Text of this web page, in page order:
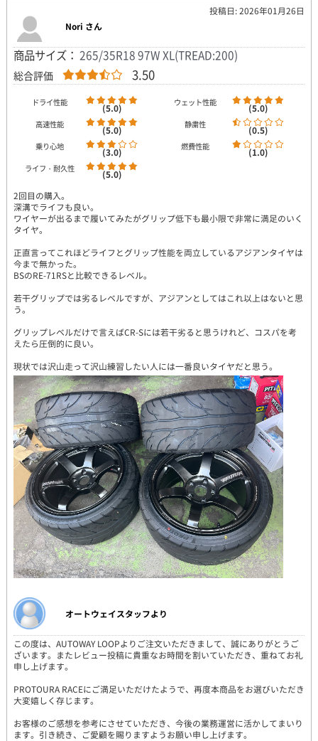
投稿日: 2026年01月26日
Nori さん
商品サイズ： 265/35R18 97W XL(TREAD:200)
総合評価 3.50
ドライ性能 (5.0) ウェット性能 (5.0)
高速性能 (5.0) 静粛性 (0.5)
乗り心地 (3.0) 燃費性能 (1.0)
ライフ・耐久性
(5.0)
2回目の購入。
深溝でライフも良い。
ワイヤーが出るまで履いてみたがグリップ低下も最小限で非常に満足のいく
タイヤ。
正直言ってこれほどライフとグリップ性能を両立しているアジアンタイヤは
今まで無かった。
BSのRE-71RSと比較できるレベル。
若干グリップでは劣るレベルですが、アジアンとしてはこれ以上はないと思
う。
グリップレベルだけで言えばCR-Sには若干劣ると思うけれど、コスパを考
えたら圧倒的に良い。
現状では沢山走って沢山練習したい人には一番良いタイヤだと思う。
オートウェイスタッフより
この度は、AUTOWAY LOOPよりご注文いただきまして、誠にありがとうご
ざいます。またレビュー投稿に貴重なお時間を割いていただき、重ねてお礼
申し上げます。
PROTOURA RACEにご満足いただけたようで、再度本商品をお選びいただき
大変嬉しく存じます。
お客様のご感想を参考にさせていただき、今後の業務運営に活かしてまいり
ます。引き続き、ご愛顧を賜りますようお願い申し上げます。